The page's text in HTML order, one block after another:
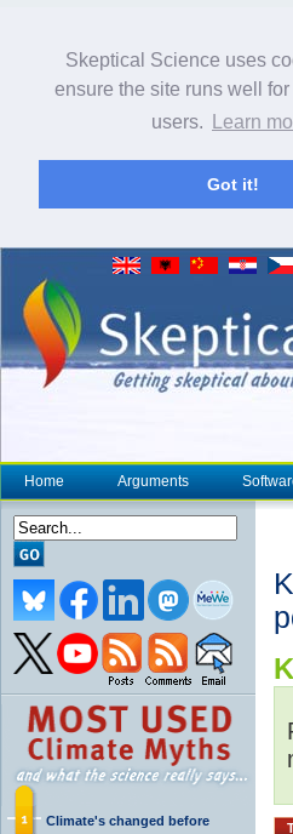
Skeptical Science uses
ensure the site runs well
users.
Learn
Got it!
Home Arguments
Climate's changed before